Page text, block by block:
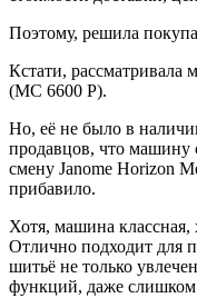
Поэтому, решила
Кстати, рассматривала
(MC 6600 P).
Но, её не было в
продавцов, что машину
смену Janome Horizon
прибавило.
Хотя, машина классная,
Отлично подходит для
шитьё не только
функций, даже